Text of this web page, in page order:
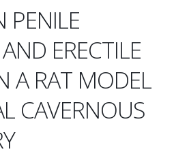
PENILE
ERECTILE
A RAT MODEL
CAVERNOUS